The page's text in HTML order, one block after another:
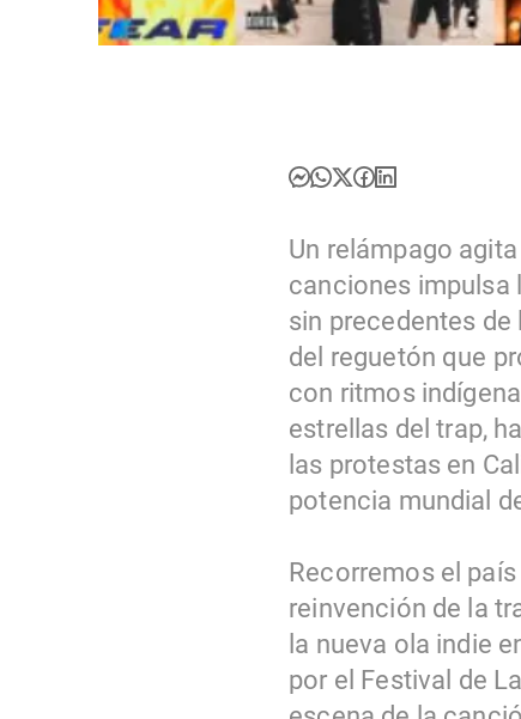
Un relámpago
canciones impulsa
sin precedentes
del reguetón que
con ritmos
estrellas del trap,
las protestas en
potencia mundial
Recorremos el
reinvención de la
la nueva ola indie
por el Festival de